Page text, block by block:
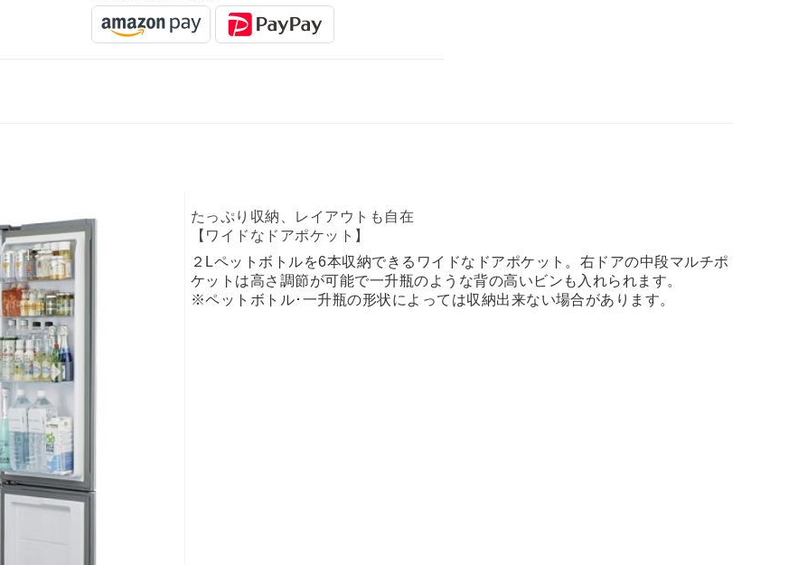
たっぷり収納、レイアウトも自在
【ワイドなドアポケット】
２Lペットボトルを6本収納できるワイドなドアポケット。右ドアの中段マルチポ
ケットは高さ調節が可能で一升瓶のような背の高いビンも入れられます。
※ペットボトル･一升瓶の形状によっては収納出来ない場合があります。